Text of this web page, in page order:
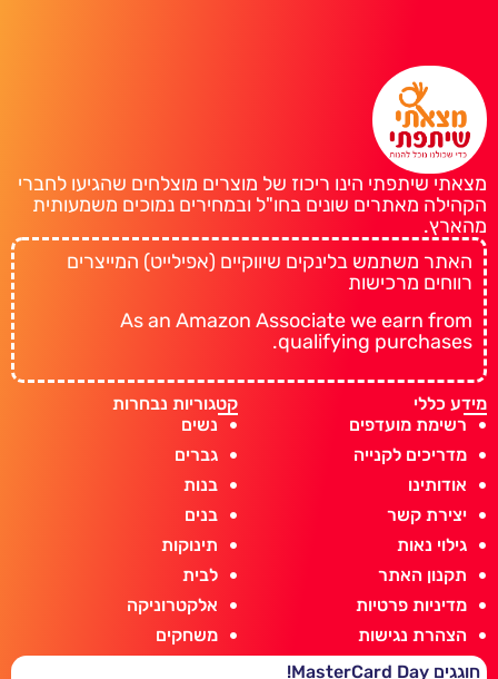
מצאתי שיתפתי הינו ריכוז של מוצרים מוצלחים שהגיעו לחברי
הקהילה מאתרים שונים בחו"ל ובמחירים נמוכים משמעותית
מהארץ.
האתר משתמש בלינקים שיווקיים (אפילייט) המייצרים
רווחים מרכישות
As an Amazon Associate we earn from
qualifying purchases.
מידע כללי
רשימת מועדפים
מדריכים לקנייה
אודותינו
יצירת קשר
גילוי נאות
תקנון האתר
מדיניות פרטיות
הצהרת נגישות
קטגוריות נבחרות
נשים
גברים
בנות
בנים
תינוקות
לבית
אלקטרוניקה
משחקים
חוגגים MasterCard Day!